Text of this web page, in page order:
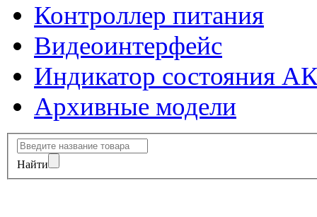
Контроллер питания
Видеоинтерфейс
Индикатор состояния
Архивные модели
Найти